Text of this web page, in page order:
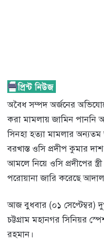
অবৈধ সম্পদ অর্জনের
করা মামলায় জামিন পাননি
সিনহা হত্যা মামলার
বরখাস্ত ওসি প্রদীপ কুমার
আমলে নিয়ে ওসি প্রদীপের
পরোয়ানা জারি করেছে
আজ বুধবার (০১ সেপ্টেম্বর)
চট্টগ্রাম মহানগর সিনিয়র
রহমান।